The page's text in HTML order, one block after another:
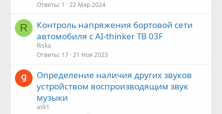
Ответы 1 22 Мар 2024
R
Контроль напряжения бортовой сети
автомобиля с AI-thinker TB 03F
Riska
Ответы 17 21 Ноя 2023
Определение наличия других звуков
устройством воспроизводящим звук
музыки
ask1